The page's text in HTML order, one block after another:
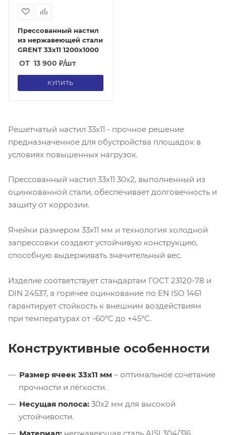
Прессованный настил
из нержавеющей стали
GRENT 33х11 1200х1000
ОТ 13 900 ₽/шт
КУПИТЬ
Решетчатый настил 33х11 - прочное решение
предназначенное для обустройства площадок в
условиях повышенных нагрузок.
Прессованный настил 33х11 30х2, выполненный из
оцинкованной стали, обеспечивает долговечность и
защиту от коррозии.
Ячейки размером 33х11 мм и технология холодной
запрессовки создают устойчивую конструкцию,
способную выдерживать значительный вес.
Изделие соответствует стандартам ГОСТ 23120-78 и
DIN 24537, а горячее оцинкование по EN ISO 1461
гарантирует стойкость к внешним воздействиям
при температурах от -60°C до +45°C.
Конструктивные особенности
Размер ячеек 33х11 мм – оптимальное сочетание
прочности и лёгкости.
Несущая полоса: 30х2 мм для высокой
устойчивости.